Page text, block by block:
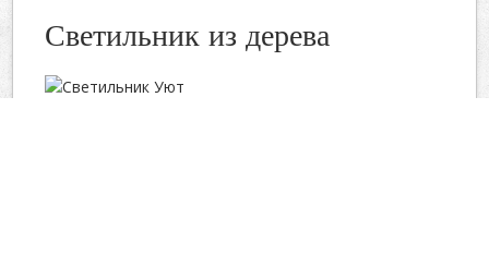
Светильник из дерева